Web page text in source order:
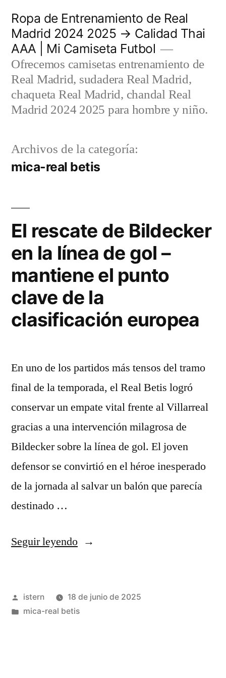
contenido
Ropa de Entrenamiento de Real
Madrid 2024 2025 → Calidad Thai
AAA | Mi Camiseta Futbol
Ofrecemos camisetas entrenamiento de
Real Madrid, sudadera Real Madrid,
chaqueta Real Madrid, chandal Real
Madrid 2024 2025 para hombre y niño.
Archivos de la categoría:
mica-real betis
El rescate de Bildecker
en la línea de gol –
mantiene el punto
clave de la
clasificación europea
En uno de los partidos más tensos del tramo
final de la temporada, el Real Betis logró
conservar un empate vital frente al Villarreal
gracias a una intervención milagrosa de
Bildecker sobre la línea de gol. El joven
defensor se convirtió en el héroe inesperado
de la jornada al salvar un balón que parecía
destinado …
Seguir leyendo«El
Bildecker
Publicado
por
istern
18 de junio de 2025
Publicado
mica-real betis